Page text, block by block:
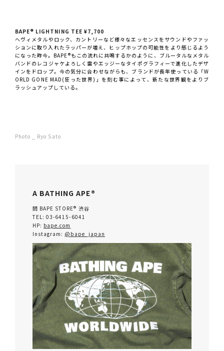
BAPE®︎ LIGHTNING TEE ¥7,700
ヘヴィメタルやロック、カントリーなど様々なエッセンスをサウンドやファッ
ションに取り入れたラッパーが増え、ヒップホップの可能性をより感じるよう
になった昨今。BAPE®︎もこの流れに共鳴するかのように、ブルータルなメタル
バンドのレコジャケよろしく雷やエッジーなタイポグラフィーで進化したデザ
インをドロップ。今の気分に合わせながらも、ブランドが長年使っている「W
ORLD GONE MAD(狂った世界)」を刻む事によって、新たな世界観をよりブ
ラッシュアップしている。
Photo _ Ryo Sato
A BATHING APE®︎
問 BAPE STORE®︎ 渋谷
TEL: 03-6415-6041
HP: bape.com
Instagram: @bape_japan